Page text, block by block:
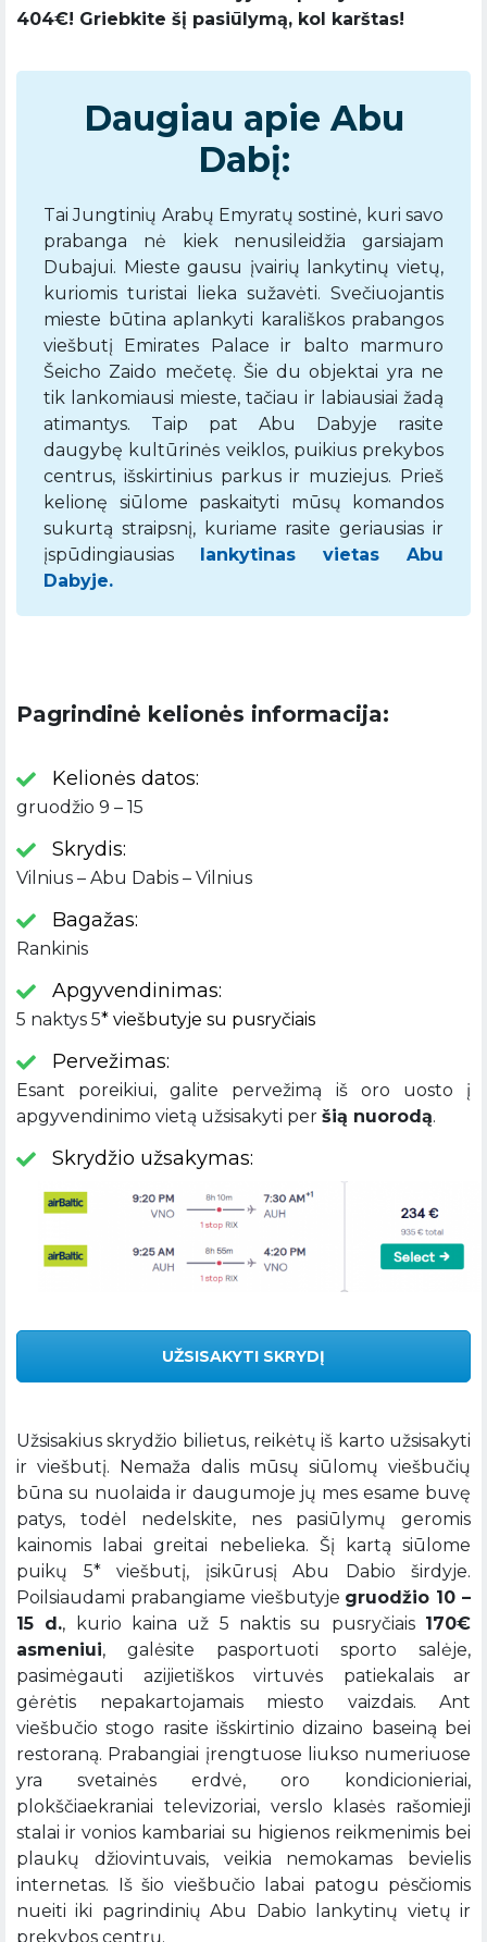
404€! Griebkite šį pasiūlymą, kol karštas!
Daugiau apie Abu
Dabį:
Tai Jungtinių Arabų Emyratų sostinė, kuri savo
prabanga nė kiek nenusileidžia garsiajam
Dubajui. Mieste gausu įvairių lankytinų vietų,
kuriomis turistai lieka sužavėti. Svečiuojantis
mieste būtina aplankyti karališkos prabangos
viešbutį Emirates Palace ir balto marmuro
Šeicho Zaido mečetę. Šie du objektai yra ne
tik lankomiausi mieste, tačiau ir labiausiai žadą
atimantys. Taip pat Abu Dabyje rasite
daugybę kultūrinės veiklos, puikius prekybos
centrus, išskirtinius parkus ir muziejus. Prieš
kelionę siūlome paskaityti mūsų komandos
sukurtą straipsnį, kuriame rasite geriausias ir
įspūdingiausias lankytinas vietas Abu
Dabyje.
Pagrindinė kelionės informacija:
Kelionės datos:
gruodžio 9 – 15
Skrydis:
Vilnius – Abu Dabis – Vilnius
Bagažas:
Rankinis
Apgyvendinimas:
5 naktys 5* viešbutyje su pusryčiais
Pervežimas:
Esant poreikiui, galite pervežimą iš oro uosto į
apgyvendinimo vietą užsisakyti per šią nuorodą.
Skrydžio užsakymas:
UŽSISAKYTI SKRYDĮ
Užsisakius skrydžio bilietus, reikėtų iš karto užsisakyti
ir viešbutį. Nemaža dalis mūsų siūlomų viešbučių
būna su nuolaida ir daugumoje jų mes esame buvę
patys, todėl nedelskite, nes pasiūlymų geromis
kainomis labai greitai nebelieka. Šį kartą siūlome
puikų 5* viešbutį, įsikūrusį Abu Dabio širdyje.
Poilsiaudami prabangiame viešbutyje gruodžio 10 –
15 d., kurio kaina už 5 naktis su pusryčiais 170€
asmeniui, galėsite pasportuoti sporto salėje,
pasimėgauti azijietiškos virtuvės patiekalais ar
gėrėtis nepakartojamais miesto vaizdais. Ant
viešbučio stogo rasite išskirtinio dizaino baseiną bei
restoraną. Prabangiai įrengtuose liukso numeriuose
yra svetainės erdvė, oro kondicionieriai,
plokščiaekraniai televizoriai, verslo klasės rašomieji
stalai ir vonios kambariai su higienos reikmenimis bei
plaukų džiovintuvais, veikia nemokamas bevielis
internetas. Iš šio viešbučio labai patogu pėsčiomis
nueiti iki pagrindinių Abu Dabio lankytinų vietų ir
prekybos centrų.